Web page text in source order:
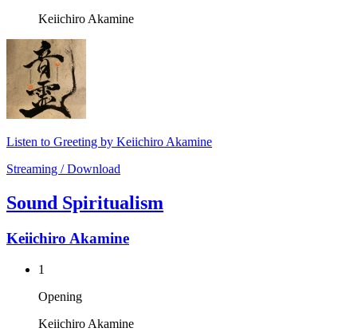
Keiichiro Akamine
Listen to Greeting by Keiichiro Akamine
Streaming / Download
Sound Spiritualism
Keiichiro Akamine
1
Opening
Keiichiro Akamine